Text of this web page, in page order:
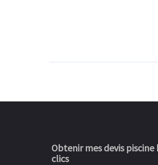
Obtenir mes devis
clics